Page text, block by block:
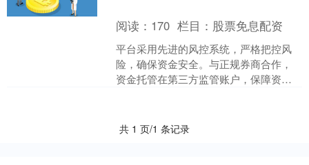
阅读： 170 栏目： 股票免息配资
平台采用先进的风控系统，严格把控风
险，确保资金安全。与正规券商合作，
资金托管在第三方监管账户，保障资金
共 1 页/1 条记录